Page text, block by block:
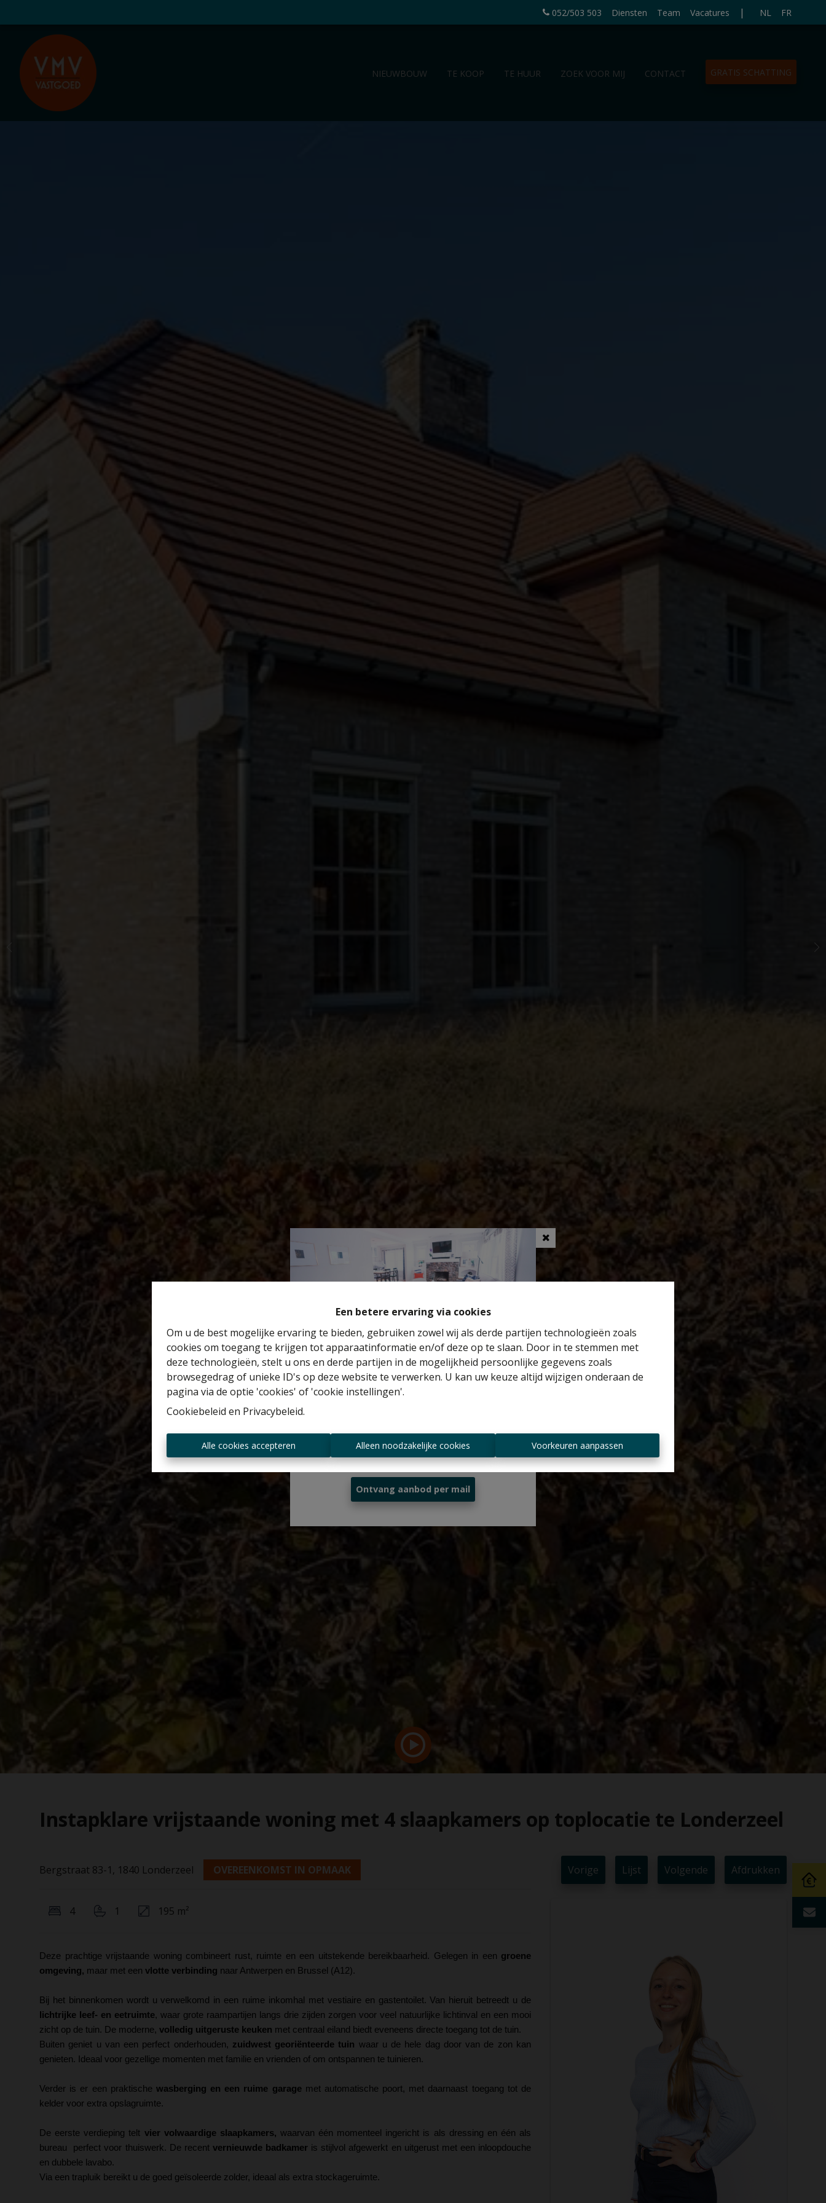
Een betere ervaring via cookies
Om u de best mogelijke ervaring te bieden, gebruiken zowel wij als derde partijen technologieën zoals
cookies om toegang te krijgen tot apparaatinformatie en/of deze op te slaan. Door in te stemmen met
deze technologieën, stelt u ons en derde partijen in de mogelijkheid persoonlijke gegevens zoals
browsegedrag of unieke ID's op deze website te verwerken. U kan uw keuze altijd wijzigen onderaan de
pagina via de optie 'cookies' of 'cookie instellingen'.
Cookiebeleid en Privacybeleid.
Alle cookies accepteren Alleen noodzakelijke cookies Voorkeuren aanpassen
052/503 503 Diensten Team Vacatures | NL FR
NIEUWBOUW TE KOOP TE HUUR ZOEK VOOR MIJ CONTACT GRATIS SCHATTING
Instapklare vrijstaande woning met 4 slaapkamers op toplocatie te Londerzeel
Bergstraat 83-1, 1840 Londerzeel OVEREENKOMST IN OPMAAK Vorige Lijst Volgende Afdrukken
4 1 195 m²
Deze prachtige vrijstaande woning combineert rust, ruimte en een uitstekende bereikbaarheid. Gelegen in een groene
omgeving, maar met een vlotte verbinding naar Antwerpen en Brussel (A12).
Bij het binnenkomen wordt u verwelkomd in een ruime inkomhal met vestiaire en gastentoilet. Van hieruit betreedt u de
lichtrijke leef- en eetruimte, waar grote raampartijen langs drie zijden zorgen voor veel natuurlijke lichtinval en een mooi
zicht op de tuin. De moderne, volledig uitgeruste keuken met centraal eiland biedt eveneens directe toegang tot de tuin.
Buiten geniet u van een perfect onderhouden, zuidwest georiënteerde tuin waar u de hele dag door van de zon kan
genieten. Ideaal voor gezellige momenten met familie en vrienden of om ontspannen te tuinieren.
Verder is er een praktische wasberging en een ruime garagemet automatische poort, met daarnaast toegang tot de
kelder voor extra opslagruimte.
De eerste verdieping telt vier volwaardige slaapkamers, waarvan één momenteel ingericht is als dressing en één als
bureau perfect voor thuiswerk. De recent vernieuwde badkamer is stijlvol afgewerkt en uitgerust met een inloopdouche
en dubbele lavabo.
Via een trapluik bereikt u de goed geïsoleerde zolder, ideaal als extra stockageruimte.
Benieuwd naar de waarde van je huis?
Altijd als eerste op de hoogte zijn van
nieuwe aanbiedingen?
Ontvang aanbod per mail